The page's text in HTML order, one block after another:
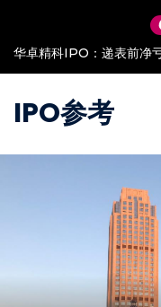
华卓精科IPO：递表前净
IPO参考